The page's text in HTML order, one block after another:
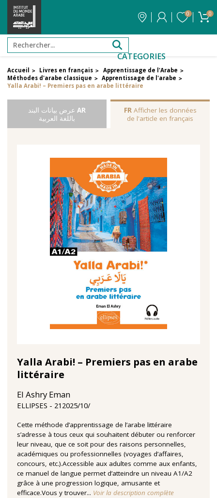
0 0
CATEGORIES
Accueil > Livres en français > Apprentissage de l'Arabe >
Méthodes d'arabe classique > Apprentissage de l'arabe >
Yalla Arabi! – Premiers pas en arabe littéraire
AR عرض بيانات البند
باللغة العربية
FRAfficher les données
de l'article en français
Yalla Arabi! – Premiers pas en arabe
littéraire
El Ashry Eman
ELLIPSES 21‏/10‏/2025
Cette méthode d’apprentissage de l’arabe littéraire
s’adresse à tous ceux qui souhaitent débuter ou renforcer
leur niveau, que ce soit pour des raisons personnelles,
académiques ou professionnelles (voyages d’affaires,
concours, etc.).Accessible aux adultes comme aux enfants,
ce manuel de langue permet d’atteindre un niveau A1/A2
grâce à une progression logique, amusante et
efficace.Vous y trouver... Voir la description complète